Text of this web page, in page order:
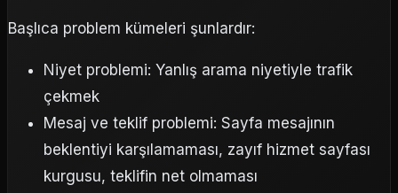
Başlıca problem kümeleri şunlardır:
Niyet problemi: Yanlış arama niyetiyle trafik
çekmek
Mesaj ve teklif problemi: Sayfa mesajının
beklentiyi karşılamaması, zayıf hizmet sayfası
kurgusu, teklifin net olmaması